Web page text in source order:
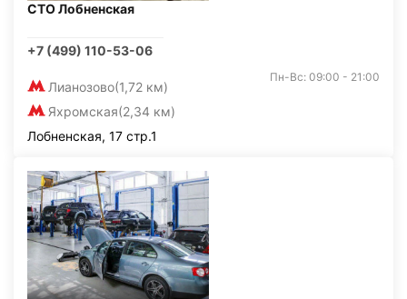
СТО Лобненская
+7 (499) 110-53-06
Лианозово(1,72 км)
Яхромская(2,34 км)
Пн-Вс: 09:00 - 21:00
Лобненская, 17 стр.1